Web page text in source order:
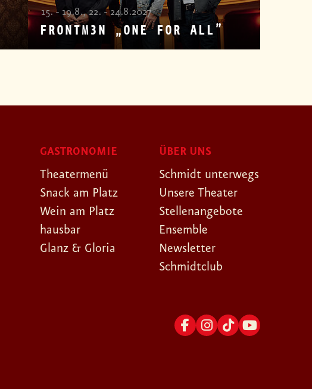
15. - 19.8., 22. - 24.8.2027
FRONTM3N „ONE FOR ALL”
GASTRONOMIE
Theatermenü
Snack am Platz
Wein am Platz
hausbar
Glanz & Gloria
ÜBER UNS
Schmidt unterwegs
Unsere Theater
Stellenangebote
Ensemble
Newsletter
Schmidtclub